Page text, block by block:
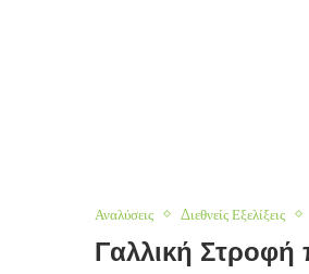
Αναλύσεις Διεθνείς Εξελίξεις
Γαλλική